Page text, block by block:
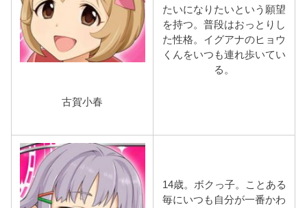
古賀小春
たいになりたいという願望
を持つ。普段はおっとりし
た性格。イグアナのヒョウ
くんをいつも連れ歩いてい
る。
14歳。ボクっ子。ことある
毎にいつも自分が一番かわ